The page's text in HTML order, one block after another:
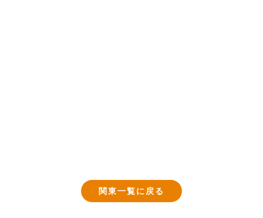
関東一覧に戻る